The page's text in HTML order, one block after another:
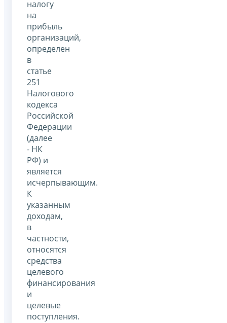
налогу
на
прибыль
организаций,
определен
в
статье
251
Налогового
кодекса
Российской
Федерации
(далее
- НК
РФ) и
является
исчерпывающим.
К
указанным
доходам,
в
частности,
относятся
средства
целевого
финансирования
и
целевые
поступления.